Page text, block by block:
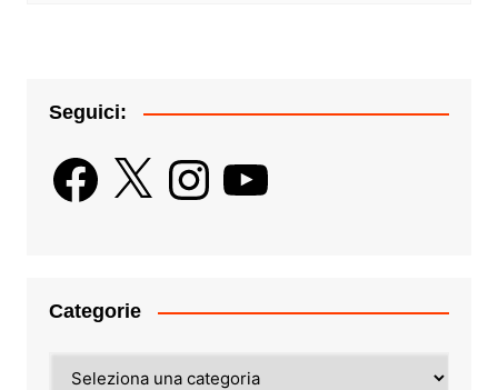
Seguici:
Facebook
X InstagramYouTube
Categorie